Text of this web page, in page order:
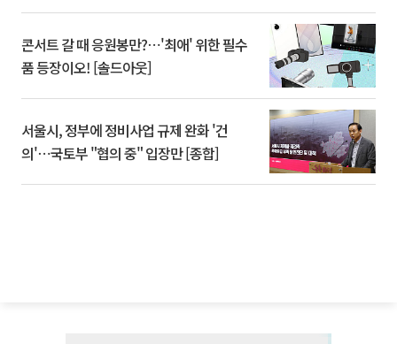
콘서트 갈 때 응원봉만?⋯'최애' 위한 필수
품 등장이오! [솔드아웃]
서울시, 정부에 정비사업 규제 완화 '건
의'⋯국토부 "협의 중" 입장만 [종합]